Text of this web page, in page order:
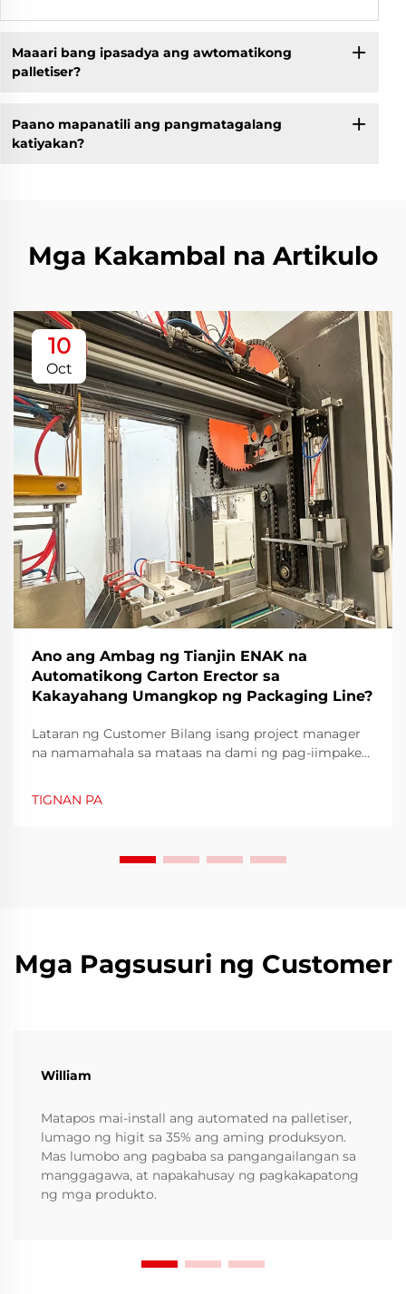
Maaari bang ipasadya ang awtomatikong
palletiser?
Paano mapanatili ang pangmatagalang
katiyakan?
Mga Kakambal na Artikulo
10
Oct
Ano ang Ambag ng Tianjin ENAK na
Automatikong Carton Erector sa
Kakayahang Umangkop ng Packaging Line?
Lataran ng Customer Bilang isang project manager
na namamahala sa mataas na dami ng pag-iimpake
umangkop ng linya para sa mga modernong
TIGNAN PA
Mga Pagsusuri ng Customer
William
Matapos mai-install ang automated na palletiser,
lumago ng higit sa 35% ang aming produksyon.
Mas lumobo ang pagbaba sa pangangailangan sa
manggagawa, at napakahusay ng pagkakapatong
ng mga produkto.